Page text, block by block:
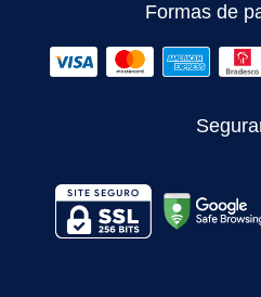
Formas de